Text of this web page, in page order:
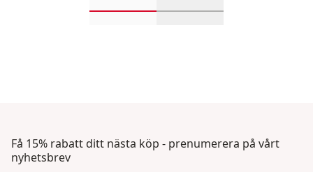
Få 15% rabatt ditt nästa köp - prenumerera på vårt
nyhetsbrev